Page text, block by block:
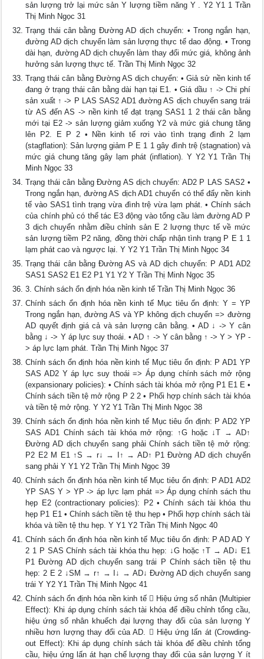
sản lượng trở lại mức sản Y lượng tiềm năng Y . Y2 Y1 1 Trần
Thị Minh Ngọc 31
Trạng thái cân bằng Đường AD dịch chuyển: • Trong ngắn hạn,
đường AD dịch chuyển làm sản lượng thực tế dao động. • Trong
dài hạn, đường AD dịch chuyển làm thay đổi mức giá, không ảnh
hưởng sản lượng thực tế. Trần Thị Minh Ngọc 32
Trạng thái cân bằng Đường AS dịch chuyển: • Giả sử nền kinh tế
đang ở trạng thái cân bằng dài hạn tại E1. • Giá dầu ↑ -> Chi phí
sản xuất ↑ -> P LAS SAS2 AD1 đường AS dịch chuyển sang trái
từ AS đến AS -> nền kinh tế đạt trạng SAS1 1 2 thái cân bằng
mới tại E2 -> sản lượng giảm xuống Y2 và mức giá chung tăng
lên P2. E P 2 • Nền kinh tế rơi vào tình trạng đình 2 lạm
(stagflation): Sản lượng giảm P E 1 1 gây đình trệ (stagnation) và
mức giá chung tăng gây lạm phát (inflation). Y Y2 Y1 Trần Thị
Minh Ngọc 33
Trạng thái cân bằng Đường AS dịch chuyển: AD2 P LAS SAS2 •
Trong ngắn hạn, đường AS dịch AD1 chuyển có thể đẩy nền kinh
tế vào SAS1 tình trạng vừa đình trệ vừa lạm phát. • Chính sách
của chính phủ có thể tác E3 động vào tổng cầu làm đường AD P
3 dịch chuyển nhằm điều chỉnh sản E 2 lượng thực tế về mức
sản lượng tiềm P2 năng, đồng thời chấp nhận tình trạng P E 1 1
lạm phát cao và ngược lại. Y Y2 Y1 Trần Thị Minh Ngọc 34
Trạng thái cân bằng Đường AS và AD dịch chuyển: P AD1 AD2
SAS1 SAS2 E1 E2 P1 Y1 Y2 Y Trần Thị Minh Ngọc 35
3. Chính sách ổn định hóa nền kinh tế Trần Thị Minh Ngọc 36
Chính sách ổn định hóa nền kinh tế Mục tiêu ổn định: Y = YP
Trong ngắn hạn, đường AS và YP không dịch chuyển => đường
AD quyết định giá cả và sản lượng cân bằng. • AD ↓ -> Y cân
bằng ↓ -> Y áp lực suy thoái. • AD ↑ -> Y cân bằng ↑ -> Y > YP -
> áp lực lạm phát. Trần Thị Minh Ngọc 37
Chính sách ổn định hóa nền kinh tế Mục tiêu ổn định: P AD1 YP
SAS AD2 Y áp lực suy thoái => Áp dụng chính sách mở rộng
(expansionary policies): • Chính sách tài khóa mở rộng P1 E1 E •
Chính sách tiền tệ mở rộng P 2 2 • Phối hợp chính sách tài khóa
và tiền tệ mở rộng. Y Y2 Y1 Trần Thị Minh Ngọc 38
Chính sách ổn định hóa nền kinh tế Mục tiêu ổn định: P AD2 YP
SAS AD1 Chính sách tài khóa mở rộng: ↑G hoặc ↓T → AD↑
Đường AD dịch chuyển sang phải Chính sách tiền tệ mở rộng:
P2 E2 M E1 ↑S → r↓ → I↑ → AD↑ P1 Đường AD dịch chuyển
sang phải Y Y1 Y2 Trần Thị Minh Ngọc 39
Chính sách ổn định hóa nền kinh tế Mục tiêu ổn định: P AD1 AD2
YP SAS Y > YP -> áp lực lạm phát => Áp dụng chính sách thu
hẹp E2 (contractionary policies): P2 • Chính sách tài khóa thu
hẹp P1 E1 • Chính sách tiền tệ thu hẹp • Phối hợp chính sách tài
khóa và tiền tệ thu hẹp. Y Y1 Y2 Trần Thị Minh Ngọc 40
Chính sách ổn định hóa nền kinh tế Mục tiêu ổn định: P AD AD Y
2 1 P SAS Chính sách tài khóa thu hẹp: ↓G hoặc ↑T → AD↓ E1
P1 Đường AD dịch chuyển sang trái P Chính sách tiền tệ thu
hẹp: 2 E 2 ↓SM → r↑ → I↓ → AD↓ Đường AD dịch chuyển sang
trái Y Y2 Y1 Trần Thị Minh Ngọc 41
Chính sách ổn định hóa nền kinh tế  Hiệu ứng số nhân (Multipier
Effect): Khi áp dụng chính sách tài khóa để điều chỉnh tổng cầu,
hiệu ứng số nhân khuếch đại lượng thay đổi của sản lượng Y
nhiều hơn lượng thay đổi của AD.  Hiệu ứng lấn át (Crowding-
out Effect): Khi áp dụng chính sách tài khóa để điều chỉnh tổng
cầu, hiệu ứng lấn át hạn chế lượng thay đổi của sản lượng Y ít